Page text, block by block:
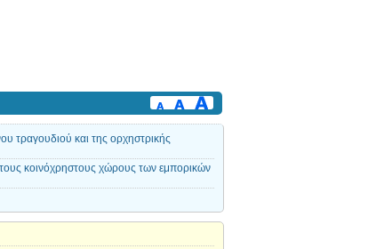
τραγουδιού και της ορχηστρικής
κοινόχρηστους χώρους των εμπορικών